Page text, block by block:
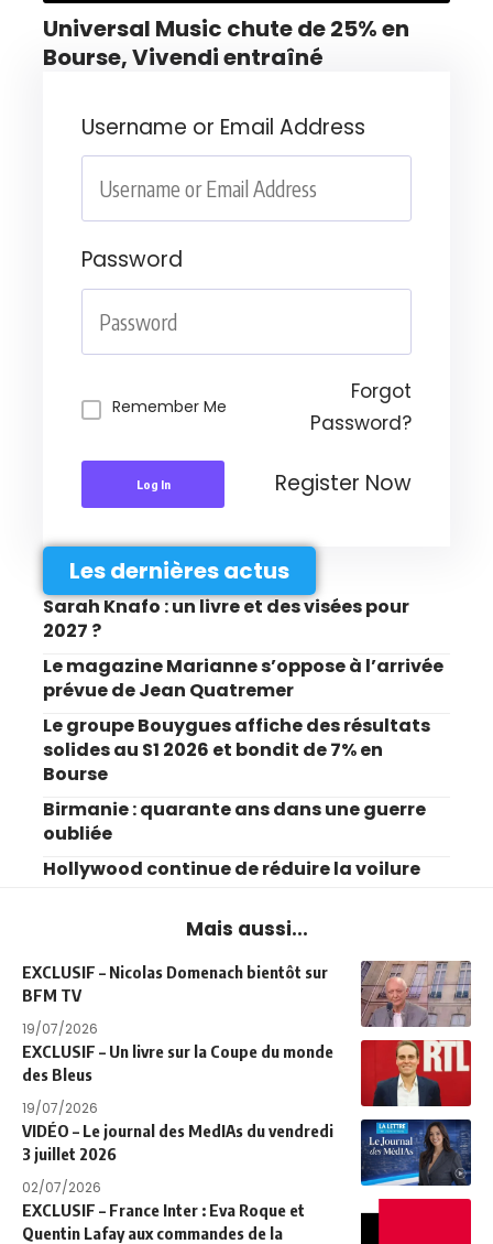
Universal Music chute de 25% en
Bourse, Vivendi entraîné
Username or Email Address
Password
Remember Me
Forgot
Password?
Log In Register Now
Les dernières actus
Sarah Knafo : un livre et des visées pour
2027 ?
Le magazine Marianne s’oppose à l’arrivée
prévue de Jean Quatremer
Le groupe Bouygues affiche des résultats
solides au S1 2026 et bondit de 7% en
Bourse
Birmanie : quarante ans dans une guerre
oubliée
Hollywood continue de réduire la voilure
Mais aussi...
EXCLUSIF – Nicolas Domenach bientôt sur
BFM TV
19/07/2026
EXCLUSIF – Un livre sur la Coupe du monde
des Bleus
19/07/2026
VIDÉO – Le journal des MedIAs du vendredi
3 juillet 2026
02/07/2026
EXCLUSIF – France Inter : Eva Roque et
Quentin Lafay aux commandes de la